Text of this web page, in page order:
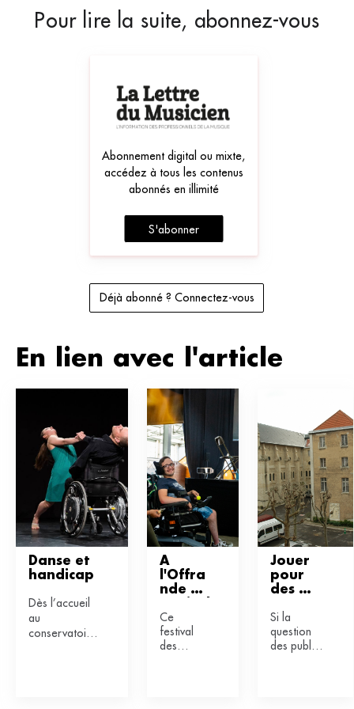
Pour lire la suite, abonnez-vous
Abonnement digital ou mixte,
accédez à tous les contenus
abonnés en illimité
S'abonner
Déjà abonné ? Connectez-vous
En lien avec l'article
Danse et
handicap
Dès l’accueil
au
conservatoire,
À
l'Offra
nde
e, le
handic
ap a
Ce
festival
des
Jouer
pour
des
nes en
situatio
n de
Si la
question
des publics